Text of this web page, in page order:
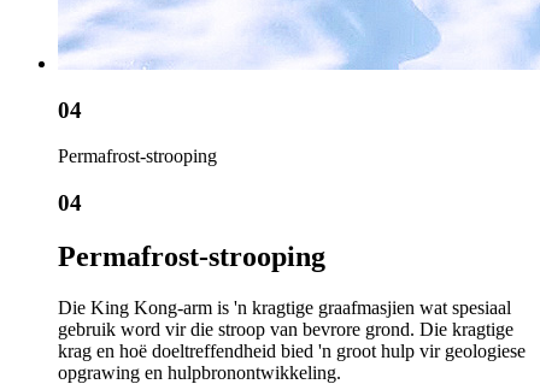
04
Permafrost-strooping
04
Permafrost-strooping
Die King Kong-arm is 'n kragtige graafmasjien wat spesiaal
gebruik word vir die stroop van bevrore grond. Die kragtige
krag en hoë doeltreffendheid bied 'n groot hulp vir geologiese
opgrawing en hulpbronontwikkeling.